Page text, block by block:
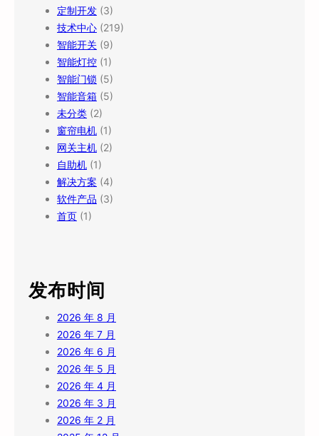
定制开发 (3)
技术中心 (219)
智能开关 (9)
智能灯控 (1)
智能门锁 (5)
智能音箱 (5)
未分类 (2)
窗帘电机 (1)
网关主机 (2)
自助机 (1)
解决方案 (4)
软件产品 (3)
首页 (1)
发布时间
2026 年 8 月
2026 年 7 月
2026 年 6 月
2026 年 5 月
2026 年 4 月
2026 年 3 月
2026 年 2 月